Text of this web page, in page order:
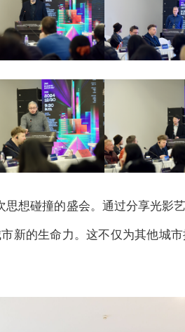
想碰撞的盛会。通过分享光影
新的生命力。这不仅为其他城